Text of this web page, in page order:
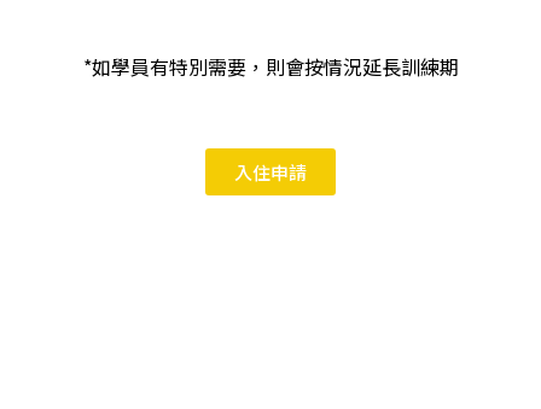
*如學員有特別需要，則會按情況延長訓練期
入住申請